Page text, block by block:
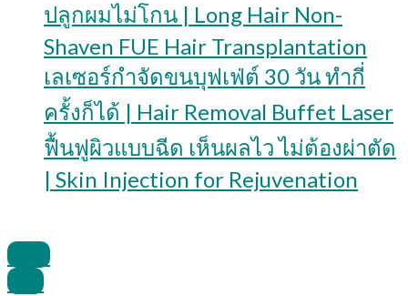
ปลูกผมไม่โกน | Long Hair Non-
Shaven FUE Hair Transplantation
เลเซอร์กำจัดขนบุฟเฟ่ต์ 30 วัน ทำกี่
ครั้งก็ได้ | Hair Removal Buffet Laser
ฟื้นฟูผิวแบบฉีด เห็นผลไว ไม่ต้องผ่าตัด
| Skin Injection for Rejuvenation
Line
Call